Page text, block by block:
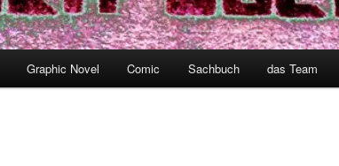
Graphic Novel Comic Sachbuch das Team